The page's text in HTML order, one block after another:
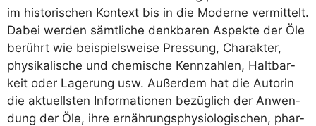
im his­to­ri­schen Kon­text bis in die Moder­ne ver­mit­telt.
Dabei wer­den sämt­li­che denk­ba­ren Aspek­te der Öle
berührt wie bei­spiels­wei­se Pres­sung, Cha­rak­ter,
phy­si­ka­li­sche und che­mi­sche Kenn­zah­len, Halt­bar­
keit oder Lage­rung usw. Außer­dem hat die Autorin
die aktu­ells­ten Infor­ma­tio­nen bezüg­lich der Anwen­
dung der Öle, ihre ernäh­rungs­phy­sio­lo­gi­schen, phar­